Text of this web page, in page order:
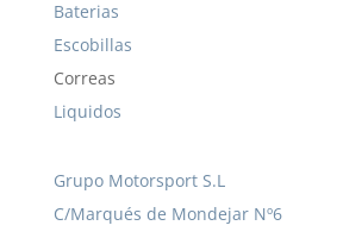
Baterias
Escobillas
Correas
Liquidos
Grupo Motorsport S.L
C/Marqués de Mondejar Nº6